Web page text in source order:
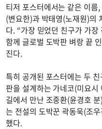
티저 포스터에서는 같은 이름
(변요한)과 박태영(노재원)의
다. “가장 믿었던 친구가 가
함께 글로벌 도박판 벼랑 끝
진다.
특히 공개된 포스터에는 두
판을 설계하는 가네코(미요
길에서 만난 조중환(윤경호
는 전설의 도박꾼 곽동욱(조
했다.